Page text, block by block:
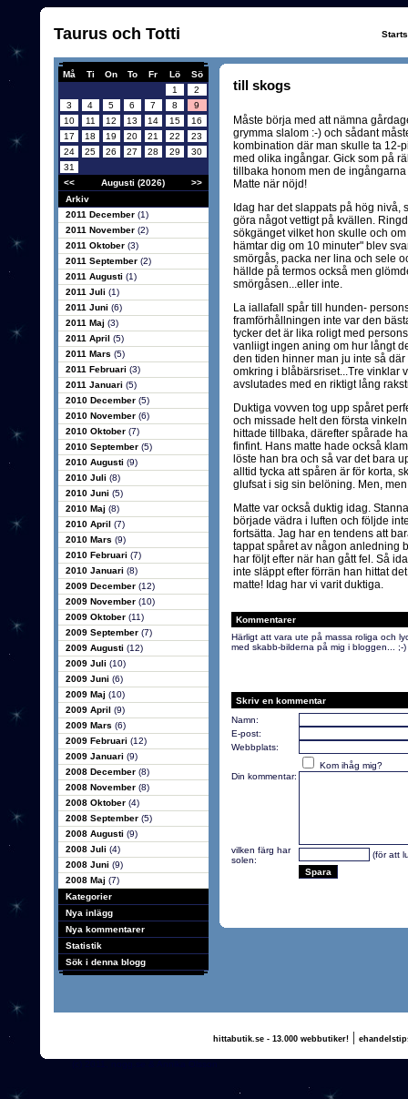
Taurus och Totti
Må Ti On To Fr Lö
Sö
1
2
3
4 5 6 7 8
9
10
11 12 13 14 15
16
17
18 19 20 21 22
23
24
25 26 27 28 29
30
31
<<
Augusti (2026)
>>
Arkiv
2011 December (1)
2011 November (2)
2011 Oktober (3)
2011 September (2)
2011 Augusti (1)
2011 Juli (1)
2011 Juni (6)
2011 Maj (3)
2011 April (5)
2011 Mars (5)
2011 Februari (3)
2011 Januari (5)
2010 December (5)
2010 November (6)
2010 Oktober (7)
2010 September (5)
2010 Augusti (9)
2010 Juli (8)
2010 Juni (5)
2010 Maj (8)
2010 April (7)
2010 Mars (9)
2010 Februari (7)
2010 Januari (8)
2009 December (12)
2009 November (10)
2009 Oktober (11)
2009 September (7)
2009 Augusti (12)
2009 Juli (10)
2009 Juni (6)
2009 Maj (10)
2009 April (9)
2009 Mars (6)
2009 Februari (12)
2009 Januari (9)
2008 December (8)
2008 November (8)
2008 Oktober (4)
2008 September (5)
2008 Augusti (9)
2008 Juli (4)
2008 Juni (9)
2008 Maj (7)
Kategorier
Nya inlägg
Nya kommentarer
Statistik
Sök i denna blogg
till skogs
Måste börja med att nämna
grymma slalom :-) och sådant
kombination där man skulle ta 12-
med olika ingångar. Gick som på
tillbaka honom men de
Matte när nöjd!
Idag har det slappats på hög nivå,
göra något vettigt på kvällen.
sökgänget vilket hon skulle och
hämtar dig om 10 minuter" blev
smörgås, packa ner lina och sele
hällde på termos också men
smörgåsen...eller inte.
La iallafall spår till hunden-
framförhållningen inte var den
tycker det är lika roligt med
vanliigt ingen aning om hur långt
den tiden hinner man ju inte så
omkring i blåbärsriset...Tre vinklar
avslutades med en riktigt lång
Duktiga vovven tog upp spåret
och missade helt den första
hittade tillbaka, därefter spårade
finfint. Hans matte hade också
löste han bra och så var det bara
alltid tycka att spåren är för korta,
glufsat i sig sin belöning. Men,
Matte var också duktig idag.
började vädra i luften och följde
fortsätta. Jag har en tendens att
tappat spåret av någon anledning
har följt efter när han gått fel. Så
inte släppt efter förrän han hittat
matte! Idag har vi varit duktiga.
Kommentarer
Härligt att vara ute på massa roliga och
med skabb-bilderna på mig i bloggen... ;-)
Skriv en kommentar
Namn:
E-post:
Webbplats:
Kom ihåg mig?
Din kommentar:
vilken färg har
solen:
(för att
hittabutik.se - 13.000 webbutiker!|